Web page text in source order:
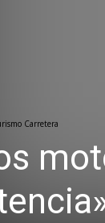
Carretera